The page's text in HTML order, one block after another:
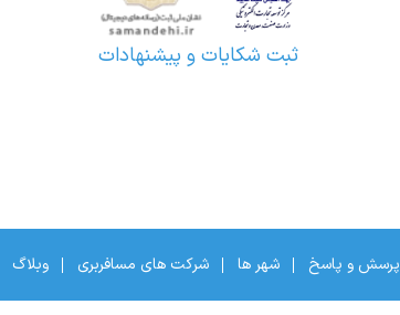
ثبت شکایات و پیشنهادات
پرسش و پاسخ شهر ها شرکت های مسافربری وبلاگ